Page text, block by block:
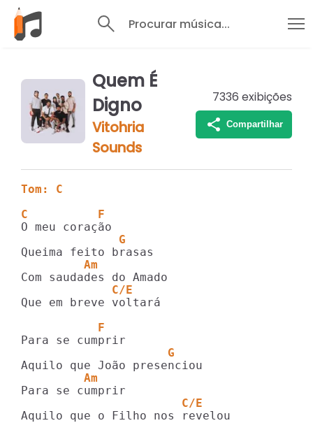
Procurar música...
Quem É
Digno
Vitohria
Sounds
7336 exibições
Compartilhar
Tom: C
C          F
              G
         Am
             C/E
Que em breve voltará
           F
                     G
         Am
                       C/E
Aquilo que o Filho nos revelou